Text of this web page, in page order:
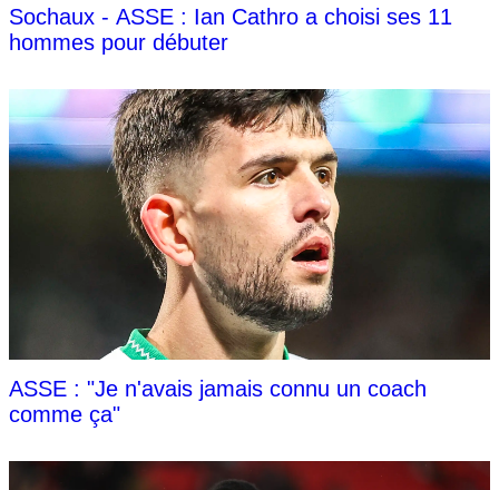
Sochaux - ASSE : Ian Cathro a choisi ses 11
hommes pour débuter
ASSE : "Je n'avais jamais connu un coach
comme ça"